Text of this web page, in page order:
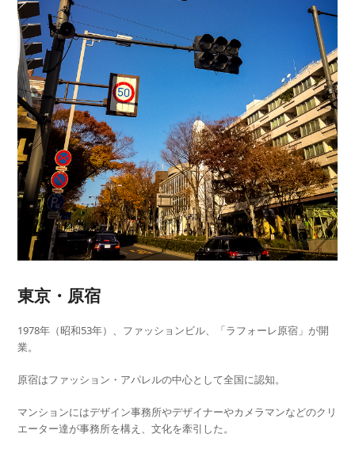
東京・原宿
1978年（昭和53年）、ファッションビル、「ラフォーレ原宿」が開
業。
原宿はファッション・アパレルの中心として全国に認知。
マンションにはデザイン事務所やデザイナーやカメラマンなどのクリ
エーター達が事務所を構え、文化を牽引した。